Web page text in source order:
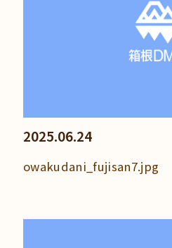
2025.06.24
owakudani_fujisan7.jpg